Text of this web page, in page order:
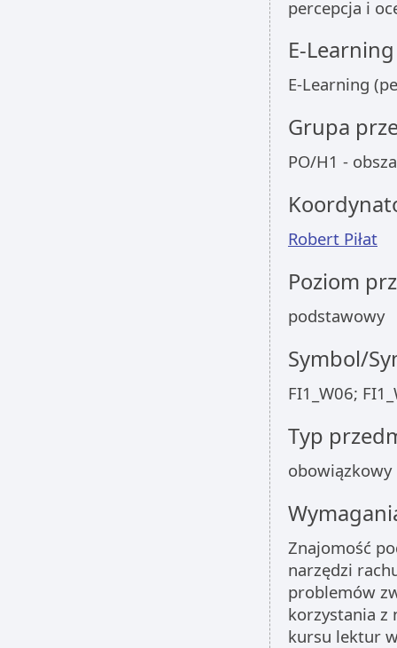
percepcja i
E-Learning
E-Learning
Grupa
PO/H1 -
Robert Piłat
Poziom
podstawowy
Symbol/
FI1_W06;
Typ
obowiązkowy
Znajomość
narzędzi
problemów
korzystania z
kursu lektur